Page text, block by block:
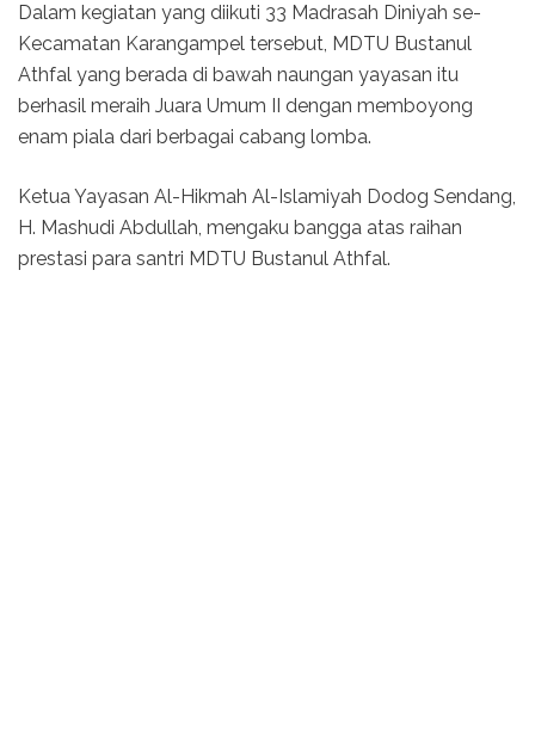
Dalam kegiatan yang diikuti 33 Madrasah Diniyah se-
Kecamatan Karangampel tersebut, MDTU Bustanul
Athfal yang berada di bawah naungan yayasan itu
berhasil meraih Juara Umum II dengan memboyong
enam piala dari berbagai cabang lomba.
Ketua Yayasan Al-Hikmah Al-Islamiyah Dodog Sendang,
H. Mashudi Abdullah, mengaku bangga atas raihan
prestasi para santri MDTU Bustanul Athfal.